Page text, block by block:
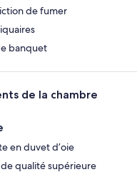
de fumer
banquet
de la chambre
en duvet d’oie
qualité supérieure